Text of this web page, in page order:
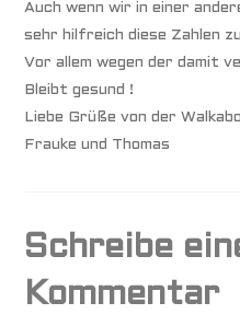
Auch wenn wir in einer
sehr hilfreich diese Zahlen
Vor allem wegen der damit
Bleibt gesund !
Liebe Grüße von der
Frauke und Thomas
Schreibe
Kommentar